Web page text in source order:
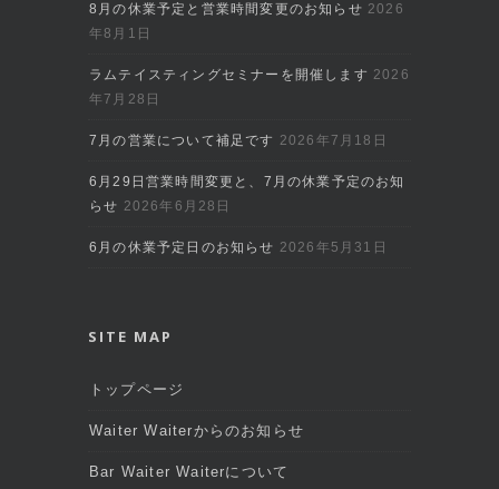
8月の休業予定と営業時間変更のお知らせ 2026
年8月1日
ラムテイスティングセミナーを開催します 2026
年7月28日
7月の営業について補足です 2026年7月18日
6月29日営業時間変更と、7月の休業予定のお知
らせ 2026年6月28日
6月の休業予定日のお知らせ 2026年5月31日
SITE MAP
トップページ
Waiter Waiterからのお知らせ
Bar Waiter Waiterについて